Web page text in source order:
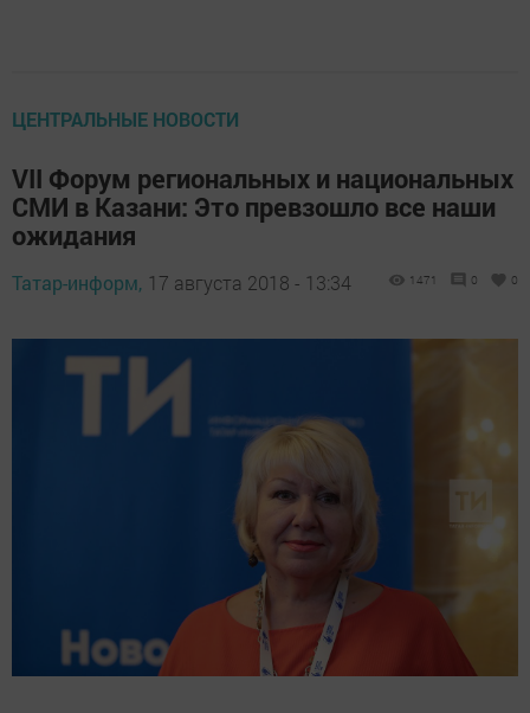
ЦЕНТРАЛЬНЫЕ НОВОСТИ
VII Форум региональных и национальных
СМИ в Казани: Это превзошло все наши
ожидания
Татар-информ, 17 августа 2018 - 13:34 1471 0 0